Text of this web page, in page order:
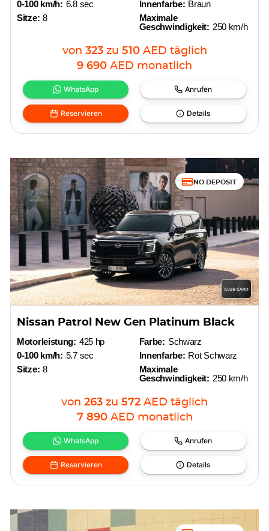
0-100 km/h: 6.8 sec
Sitze: 8
Innenfarbe: Braun
Maximale
Geschwindigkeit: 250 km/h
von 323 zu 510 AED täglich
9 690 AED monatlich
WhatsApp Anrufen
Reservieren Details
NO DEPOSIT
Nissan Patrol New Gen Platinum Black
Motorleistung: 425 hp
0-100 km/h: 5.7 sec
Sitze: 8
Farbe: Schwarz
Innenfarbe: Rot Schwarz
Maximale
Geschwindigkeit: 250 km/h
von 263 zu 572 AED täglich
7 890 AED monatlich
WhatsApp Anrufen
Reservieren Details